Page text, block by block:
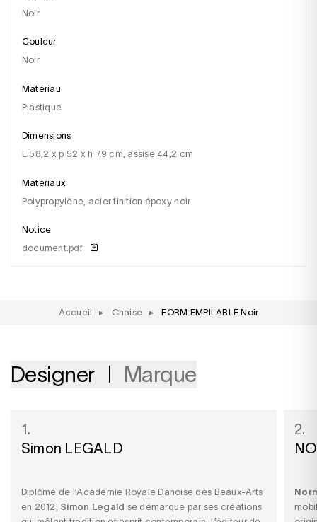
Noir
Couleur
noir
Matériau
plastique
Dimensions
l 58,2 x p 52 x h 79 cm, assise 44,2 cm
Matériaux
polypropylène, acier finition époxy noir
Notice
document.pdf
Accueil ▸ Chaise ▸ FORM EMPILABLE Noir
Designer Marque
1.
Simon LEGALD
Diplômé de l’Académie Royale Danoise des Beaux-Arts
en 2012, Simon Legald se démarque par ses créations
2.